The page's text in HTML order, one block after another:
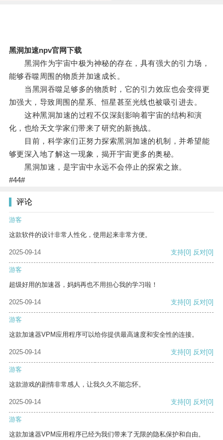
黑洞加速npv官网下载
黑洞作为宇宙中极为神秘的存在，具有强大的引力场，
能够吞噬周围的物质并加速成长。
当黑洞吞噬足够多的物质时，它的引力效应也会变得更
加强大，导致周围的星系、恒星甚至光线也被吸引进去。
这种黑洞加速的过程不仅深刻影响着宇宙的结构和演
化，也给天文学家们带来了研究的新挑战。
目前，科学家们正努力探索黑洞加速的机制，并希望能
够更深入地了解这一现象，揭开宇宙更多的奥秘。
黑洞加速，是宇宙中永远不会停止的探索之旅。
#44#
评论
游客
这款软件的设计非常人性化，使用起来非常方便。
2025-09-14 支持[0] 反对[0]
游客
超级好用的加速器，妈妈再也不用担心我的学习啦！
2025-09-14 支持[0] 反对[0]
游客
这款加速器VPM应用程序可以给你提供最高速度和安全性的连接。
2025-09-14 支持[0] 反对[0]
游客
这款游戏的剧情非常感人，让我久久不能忘怀。
2025-09-14 支持[0] 反对[0]
游客
这款加速器VPM应用程序已经为我们带来了无限的隐私保护和自由。